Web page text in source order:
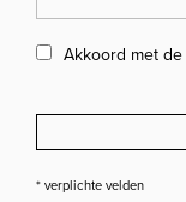
Akkoord met de
* verplichte velden